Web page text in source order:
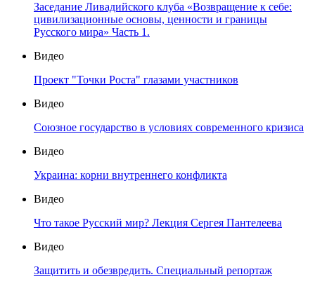
Заседание Ливадийского клуба «Возвращение к себе:
цивилизационные основы, ценности и границы
Русского мира» Часть 1.
Видео
Проект "Точки Роста" глазами участников
Видео
Союзное государство в условиях современного кризиса
Видео
Украина: корни внутреннего конфликта
Видео
Что такое Русский мир? Лекция Сергея Пантелеева
Видео
Защитить и обезвредить. Специальный репортаж